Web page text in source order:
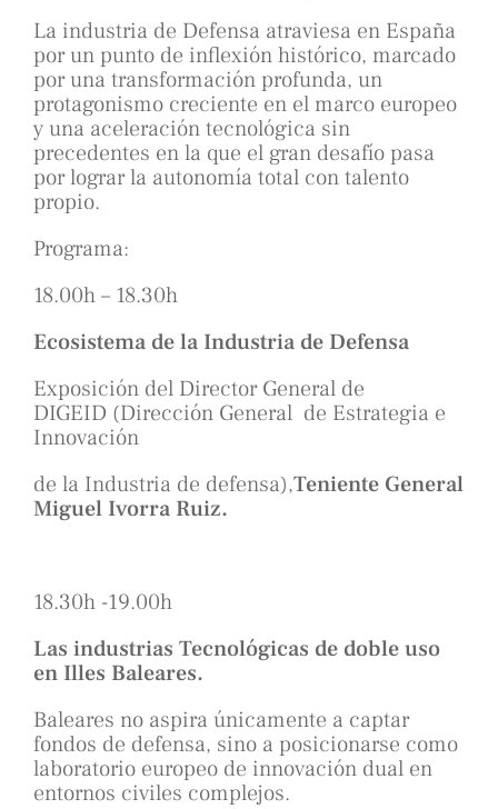
La industria de Defensa atraviesa en España
por un punto de inflexión histórico, marcado
por una transformación profunda, un
protagonismo creciente en el marco europeo
y una aceleración tecnológica sin
precedentes en la que el gran desafío pasa
por lograr la autonomía total con talento
propio.
Programa:
18.00h – 18.30h
Ecosistema de la Industria de Defensa
Exposición del Director General de
DIGEID (Dirección General de Estrategia e
Innovación
de la Industria de defensa),Teniente General
Miguel Ivorra Ruiz.
18.30h -19.00h
Las industrias Tecnológicas de doble uso
en Illes Baleares.
Baleares no aspira únicamente a captar
fondos de defensa, sino a posicionarse como
laboratorio europeo de innovación dual en
entornos civiles complejos.